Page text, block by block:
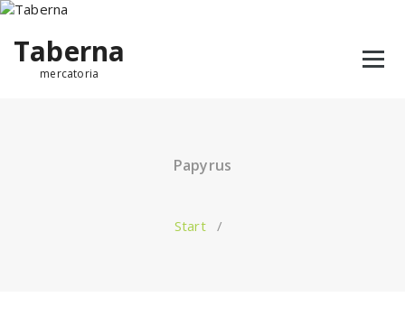
Taberna
mercatoria
Papyrus
Start/